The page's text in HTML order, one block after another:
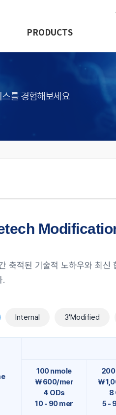
PRODUCTS
를 경험해보세요
축적된 기술적 노하우와 최
.
Internal 3'Modified
100 nmole
￦ 600/mer
4 ODs
10 - 90 mer
￦
8
5 -